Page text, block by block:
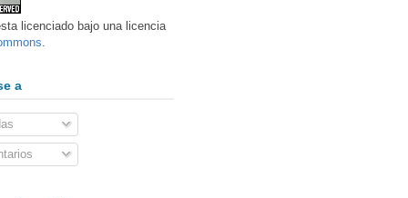
licenciado bajo una licencia
.
a